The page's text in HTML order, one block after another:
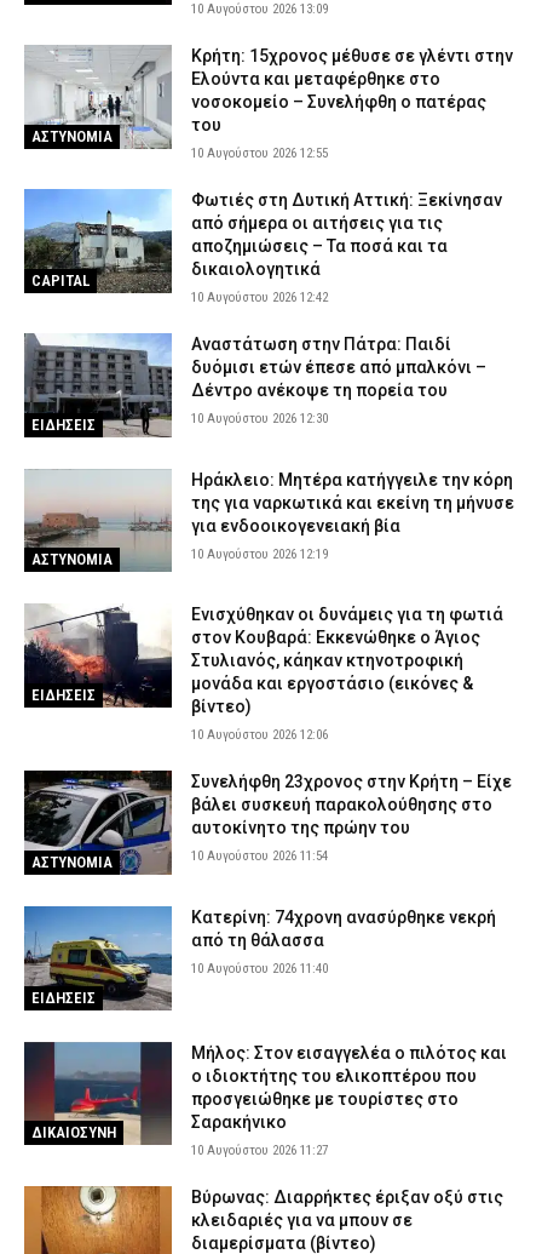
ΕΙΔΗΣΕΙΣ 9 Αυγούστου 2026 22:28
Βελτιωμένη η εικόνα της δασικής πυρκαγιάς στο Μουζάκι
Ηλείας – Επιχειρούν μόνο επίγειες δυνάμεις
ΕΙΔΗΣΕΙΣ 9 Αυγούστου 2026 22:19
10 Αυγούστου 2026 13:09
ΑΣΤΥΝΟΜΙΑ
Κρήτη: 15χρονος μέθυσε σε γλέντι στην
Ελούντα και μεταφέρθηκε στο
νοσοκομείο – Συνελήφθη ο πατέρας
του
10 Αυγούστου 2026 12:55
CAPITAL
Φωτιές στη Δυτική Αττική: Ξεκίνησαν
από σήμερα οι αιτήσεις για τις
αποζημιώσεις – Τα ποσά και τα
δικαιολογητικά
10 Αυγούστου 2026 12:42
ΕΙΔΗΣΕΙΣ
Αναστάτωση στην Πάτρα: Παιδί
δυόμισι ετών έπεσε από μπαλκόνι –
Δέντρο ανέκοψε τη πορεία του
10 Αυγούστου 2026 12:30
ΑΣΤΥΝΟΜΙΑ
Ηράκλειο: Μητέρα κατήγγειλε την κόρη
της για ναρκωτικά και εκείνη τη μήνυσε
για ενδοοικογενειακή βία
10 Αυγούστου 2026 12:19
ΕΙΔΗΣΕΙΣ
Ενισχύθηκαν οι δυνάμεις για τη φωτιά
στον Κουβαρά: Εκκενώθηκε ο Άγιος
Στυλιανός, κάηκαν κτηνοτροφική
μονάδα και εργοστάσιο (εικόνες &
βίντεο)
10 Αυγούστου 2026 12:06
ΑΣΤΥΝΟΜΙΑ
Συνελήφθη 23χρονος στην Κρήτη – Είχε
βάλει συσκευή παρακολούθησης στο
αυτοκίνητο της πρώην του
10 Αυγούστου 2026 11:54
ΕΙΔΗΣΕΙΣ
Κατερίνη: 74χρονη ανασύρθηκε νεκρή
από τη θάλασσα
10 Αυγούστου 2026 11:40
ΔΙΚΑΙΟΣΥΝΗ
Μήλος: Στον εισαγγελέα ο πιλότος και
ο ιδιοκτήτης του ελικοπτέρου που
προσγειώθηκε με τουρίστες στο
Σαρακήνικο
10 Αυγούστου 2026 11:27
Βύρωνας: Διαρρήκτες έριξαν οξύ στις
κλειδαριές για να μπουν σε
διαμερίσματα (βίντεο)